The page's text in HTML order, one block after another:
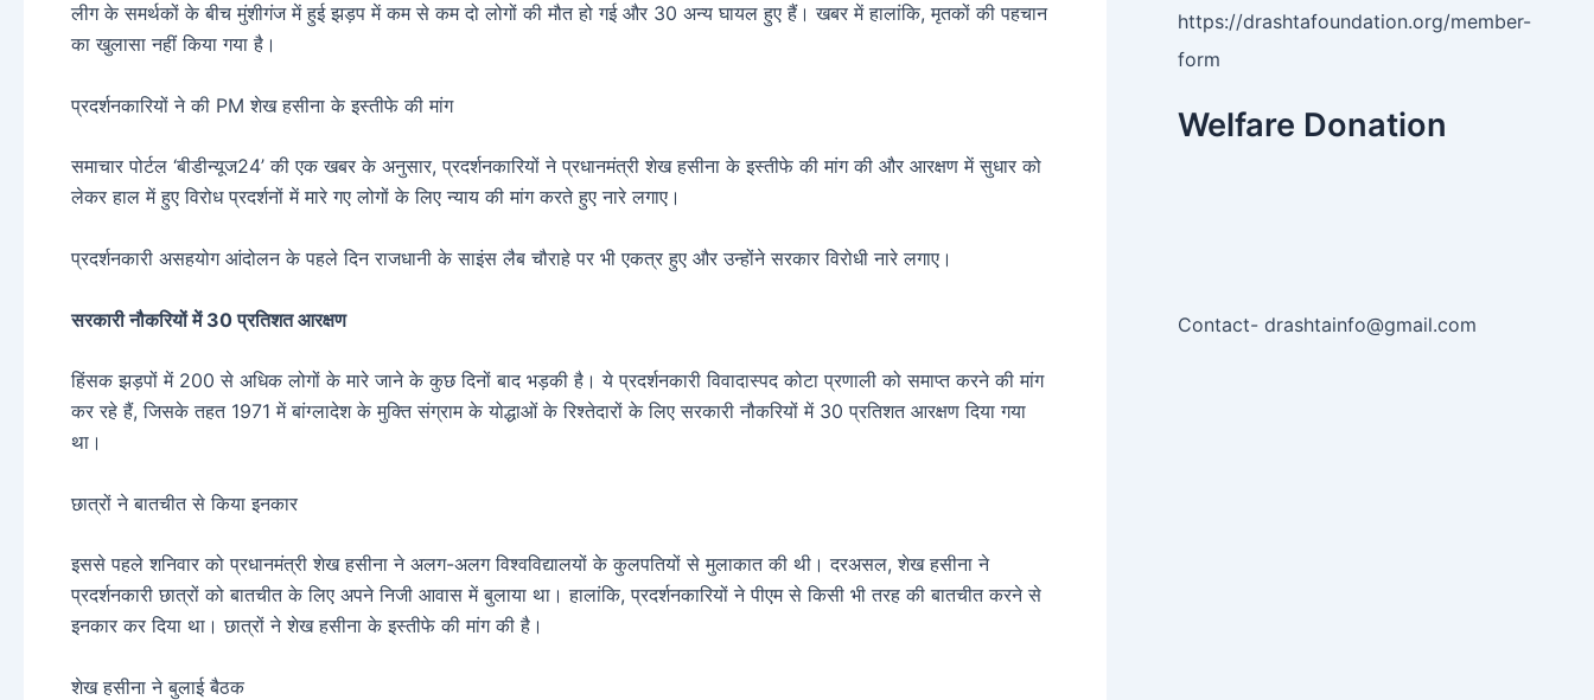
लीग के समर्थकों के बीच मुंशीगंज में हुई झड़प में कम से कम दो लोगों की मौत हो गई और 30 अन्य घायल हुए हैं। खबर में हालांकि, मृतकों की पहचान
का खुलासा नहीं किया गया है।
प्रदर्शनकारियों ने की PM शेख हसीना के इस्तीफे की मांग
समाचार पोर्टल ‘बीडीन्यूज24’ की एक खबर के अनुसार, प्रदर्शनकारियों ने प्रधानमंत्री शेख हसीना के इस्तीफे की मांग की और आरक्षण में सुधार को
लेकर हाल में हुए विरोध प्रदर्शनों में मारे गए लोगों के लिए न्याय की मांग करते हुए नारे लगाए।
प्रदर्शनकारी असहयोग आंदोलन के पहले दिन राजधानी के साइंस लैब चौराहे पर भी एकत्र हुए और उन्होंने सरकार विरोधी नारे लगाए।
सरकारी नौकरियों में 30 प्रतिशत आरक्षण
हिंसक झड़पों में 200 से अधिक लोगों के मारे जाने के कुछ दिनों बाद भड़की है। ये प्रदर्शनकारी विवादास्पद कोटा प्रणाली को समाप्त करने की मांग
कर रहे हैं, जिसके तहत 1971 में बांग्लादेश के मुक्ति संग्राम के योद्धाओं के रिश्तेदारों के लिए सरकारी नौकरियों में 30 प्रतिशत आरक्षण दिया गया
था।
छात्रों ने बातचीत से किया इनकार
इससे पहले शनिवार को प्रधानमंत्री शेख हसीना ने अलग-अलग विश्वविद्यालयों के कुलपतियों से मुलाकात की थी। दरअसल, शेख हसीना ने
प्रदर्शनकारी छात्रों को बातचीत के लिए अपने निजी आवास में बुलाया था। हालांकि, प्रदर्शनकारियों ने पीएम से किसी भी तरह की बातचीत करने से
इनकार कर दिया था। छात्रों ने शेख हसीना के इस्तीफे की मांग की है।
शेख हसीना ने बुलाई बैठक
https://drashtafoundation.org/member-
form
Welfare Donation
Contact- drashtainfo@gmail.com